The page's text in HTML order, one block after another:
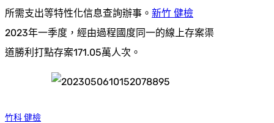
所需支出等特性化信息查詢辦事。 新竹 健檢
2023年一季度，經由過程國度同一的線上存案渠
道勝利打點存案171.05萬人次。
竹科 健檢